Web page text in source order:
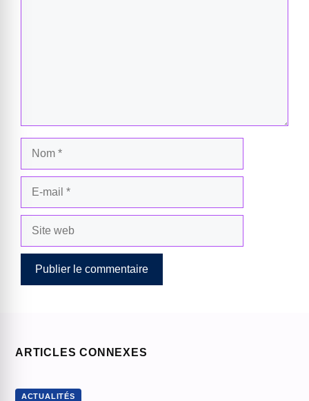
ARTICLES CONNEXES
ACTUALITÉS